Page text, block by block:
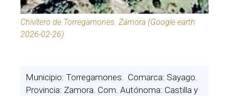
Chivitero de Torregamones. Zamora (Google earth
2026-02-26)
Municipio: Torregamones. Comarca: Sayago.
Provincia: Zamora. Com. Autónoma: Castilla y